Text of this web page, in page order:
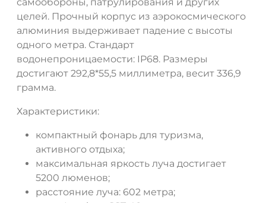
самообороны, патрулирования и других
целей. Прочный корпус из аэрокосмического
алюминия выдерживает падение с высоты
одного метра. Стандарт
водонепроницаемости: IP68. Размеры
достигают 292,8*55,5 миллиметра, весит 336,9
грамма.
Характеристики:
компактный фонарь для туризма,
активного отдыха;
максимальная яркость луча достигает
5200 люменов;
расстояние луча: 602 метра;